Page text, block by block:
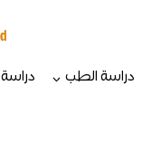
دراسة الطب